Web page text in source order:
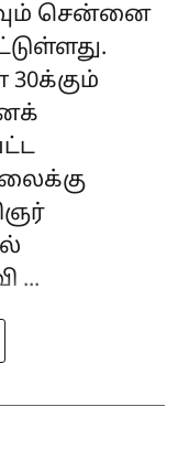
சென்னை
...